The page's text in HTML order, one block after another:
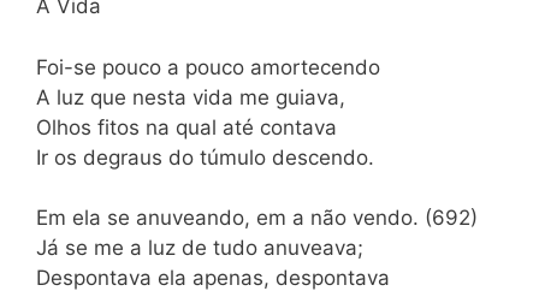
A Vida
Foi-se pouco a pouco amortecendo
A luz que nesta vida me guiava,
Olhos fitos na qual até contava
Ir os degraus do túmulo descendo.
Em ela se anuveando, em a não vendo. (692)
Já se me a luz de tudo anuveava;
Despontava ela apenas, despontava